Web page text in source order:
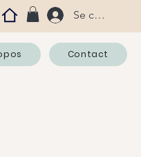
Se connecter
Contact